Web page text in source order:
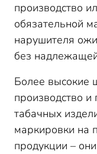
производство
обязательной
нарушителя
без
Более высокие
производство
табачных
маркировки на
продукции –